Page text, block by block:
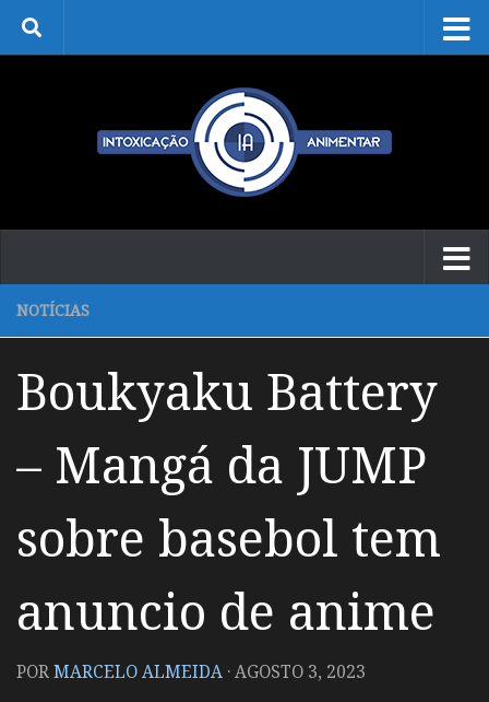
Skip to content
NOTÍCIAS
Boukyaku Battery
– Mangá da JUMP
sobre basebol tem
anuncio de anime
PORMARCELO ALMEIDA ·AGOSTO 3, 2023